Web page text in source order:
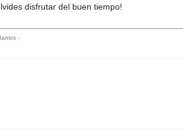
disfrutar del buen tiempo!
-